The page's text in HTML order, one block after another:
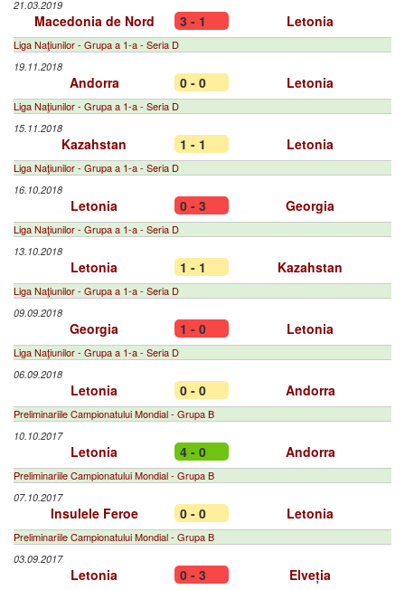
21.03.2019
Macedonia de Nord 3 - 1 Letonia
Liga Naţiunilor - Grupa a 1-a - Seria D
19.11.2018
Andorra 0 - 0 Letonia
Liga Naţiunilor - Grupa a 1-a - Seria D
15.11.2018
Kazahstan 1 - 1 Letonia
Liga Naţiunilor - Grupa a 1-a - Seria D
16.10.2018
Letonia 0 - 3 Georgia
Liga Naţiunilor - Grupa a 1-a - Seria D
13.10.2018
Letonia 1 - 1 Kazahstan
Liga Naţiunilor - Grupa a 1-a - Seria D
09.09.2018
Georgia 1 - 0 Letonia
Liga Naţiunilor - Grupa a 1-a - Seria D
06.09.2018
Letonia 0 - 0 Andorra
Preliminariile Campionatului Mondial - Grupa B
10.10.2017
Letonia 4 - 0 Andorra
Preliminariile Campionatului Mondial - Grupa B
07.10.2017
Insulele Feroe 0 - 0 Letonia
Preliminariile Campionatului Mondial - Grupa B
03.09.2017
Letonia 0 - 3 Elveția